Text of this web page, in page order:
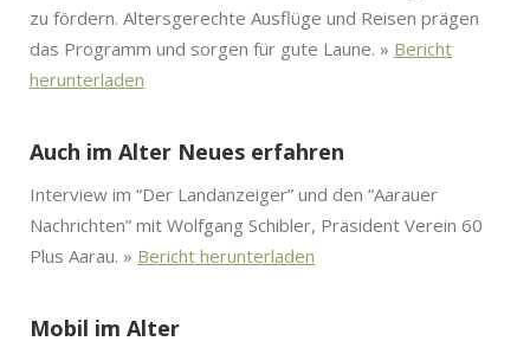
zu fördern. Alters­gerechte Aus­flüge und Reisen prä­gen
das Pro­gramm und sor­gen für gute Laune. » Bericht
herun­ter­laden
Auch im Alter Neues erfahren
Inter­view im “Der Lan­danzeiger” und den “Aarauer
Nachricht­en” mit Wolf­gang Schi­bler, Präsi­dent Vere­in 60
Plus Aarau. » Bericht herun­ter­laden
Mobil im Alter